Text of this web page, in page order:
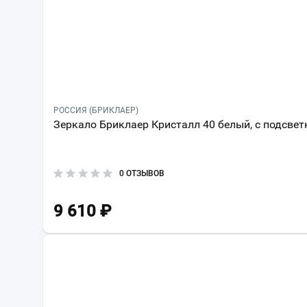
РОССИЯ (БРИКЛАЕР)
Зеркало Бриклаер Кристалл 40 белый, с
0 ОТЗЫВОВ
9 610 ₽